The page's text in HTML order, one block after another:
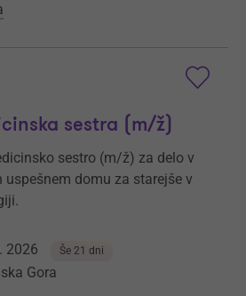
sestra (m/ž)
sestro (m/ž) za delo v
domu za starejše v
2026 Še 21 dni
Gora